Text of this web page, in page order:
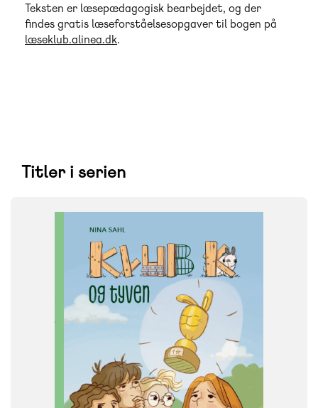
Teksten er læsepædagogisk bearbejdet, og der
findes gratis læseforståelsesopgaver til bogen på
læseklub.alinea.dk.
Titler i serien
1. klasse 2. klasse 3. klasse
Flergangsbog